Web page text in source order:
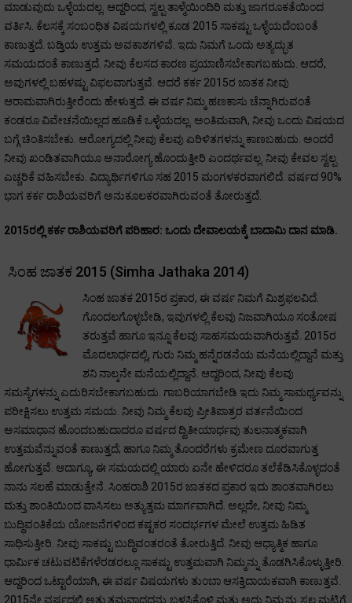
ಮಾಡುವುದು ಒಳ್ಳೆಯದಲ್ಲ. ಆದ್ದರಿಂದ, ಸ್ವಲ್ಪ ತಾಳ್ಮೆಯಿಂದಿರಿ ಮತ್ತು ಜಾಗರೂಕತೆಯಿಂದ
ವರ್ತಿಸಿ. ಕೆಲಸಕ್ಕೆ ಸಂಬಂಧಿತ ವಿಷಯಗಳಲ್ಲಿ ಕೂಡ 2015 ಸಾಕಷ್ಟು ಒಳ್ಳೆಯದೆಂಬಂತೆ
ಕಾಣುತ್ತದೆ. ಬಡ್ತಿಯ ಉತ್ತಮ ಅವಕಾಶಗಳಿವೆ. ಇದು ನಿಮಗೆ ಒಂದು ಅತ್ಯದ್ಭುತ
ಸಮಯದಂತೆ ಕಾಣುತ್ತದೆ. ನೀವು ಕೆಲಸದ ಕಾರಣ ಪ್ರಯಾಣಿಸಬೇಕಾಗಬಹುದು. ಆದರೆ,
ಅವುಗಳಲ್ಲಿ ಬಹಳಷ್ಟು ವಿಫಲವಾಗುತ್ತವೆ. ಆದರೆ ಕರ್ಕ 2015ರ ಜಾತಕ ನೀವು
ಆರಾಮವಾಗಿರುತ್ತೀರೆಂದು ಹೇಳುತ್ತದೆ. ಈ ವರ್ಷ ನಿಮ್ಮ ಹಣಕಾಸು ಚೆನ್ನಾಗಿರುವಂತೆ
ಕಂಡರೂ ವಿವೇಚನೆಯಿಲ್ಲದ ಹೂಡಿಕೆ ಒಳ್ಳೆಯದಲ್ಲ. ಅಂತಿಮವಾಗಿ, ನೀವು ಒಂದು ವಿಷಯದ
ಬಗ್ಗೆ ಚಿಂತಿಸಬೇಕು. ಆರೋಗ್ಯದಲ್ಲಿ ನೀವು ಕೆಲವು ಏರಿಳಿತಗಳನ್ನು ಕಾಣಬಹುದು. ಅಂದರೆ
ನೀವು ಖಂಡಿತವಾಗಿಯೂ ಅನಾರೋಗ್ಯ ಹೊಂದುತ್ತೀರಿ ಎಂದರ್ಥವಲ್ಲ. ನೀವು ಕೇವಲ ಸ್ವಲ್ಪ
ಎಚ್ಚರಿಕೆ ವಹಿಸಬೇಕು. ವಿದ್ಯಾರ್ಥಿಗಳಿಗೂ ಸಹ 2015 ಮಂಗಳಕರವಾಗಲಿದೆ. ವರ್ಷದ 90%
ಭಾಗ ಕರ್ಕ ರಾಶಿಯವರಿಗೆ ಅನುಕೂಲಕರವಾಗಿರುವಂತೆ ತೋರುತ್ತದೆ.
2015ರಲ್ಲಿ ಕರ್ಕ ರಾಶಿಯವರಿಗೆ ಪರಿಹಾರ: ಒಂದು ದೇವಾಲಯಕ್ಕೆ ಬಾದಾಮಿ ದಾನ ಮಾಡಿ.
ಸಿಂಹ ಜಾತಕ 2015 (Simha Jathaka 2014)
ಸಿಂಹ ಜಾತಕ 2015ರ ಪ್ರಕಾರ, ಈ ವರ್ಷ ನಿಮಗೆ ಮಿಶ್ರಫಲವಿದೆ.
ಗೊಂದಲಗೊಳ್ಳಬೇಡಿ, ಇವುಗಳಲ್ಲಿ ಕೆಲವು ನಿಜವಾಗಿಯೂ ಸಂತೋಷ
ತರುತ್ತವೆ ಹಾಗೂ ಇನ್ನೂ ಕೆಲವು ಸಾಹಸಮಯವಾಗಿರುತ್ತವೆ. 2015ರ
ಮೊದಲಾರ್ಧದಲ್ಲಿ, ಗುರು ನಿಮ್ಮ ಹನ್ನೆರಡನೆಯ ಮನೆಯಲ್ಲಿದ್ದಾನೆ ಮತ್ತು
ಶನಿ ನಾಲ್ಕನೇ ಮನೆಯಲ್ಲಿದ್ದಾನೆ. ಆದ್ದರಿಂದ, ನೀವು ಕೆಲವು
ಸಮಸ್ಯೆಗಳನ್ನು ಎದುರಿಸಬೇಕಾಗಬಹುದು. ಗಾಬರಿಯಾಗಬೇಡಿ ಇದು ನಿಮ್ಮ ಸಾಮರ್ಥ್ಯವನ್ನು
ಪರೀಕ್ಷಿಸಲು ಉತ್ತಮ ಸಮಯ. ನೀವು ನಿಮ್ಮ ಕೆಲವು ಪ್ರೀತಿಪಾತ್ರರ ವರ್ತನೆಯಿಂದ
ಅಸಮಾಧಾನ ಹೊಂದಬಹುದಾದರೂ ವರ್ಷದ ದ್ವಿತೀಯಾರ್ಧವು ತುಲನಾತ್ಮಕವಾಗಿ
ಉತ್ತಮವೆನ್ನುವಂತೆ ಕಾಣುತ್ತದೆ; ಹಾಗೂ ನಿಮ್ಮ ತೊಂದರೆಗಳು ಕ್ರಮೇಣ ದೂರವಾಗುತ್ತ
ಹೋಗುತ್ತವೆ. ಆದಾಗ್ಯೂ, ಈ ಸಮಯದಲ್ಲಿ ಯಾರು ಏನೇ ಹೇಳಿದರೂ ತಲೆಕೆಡಿಸಿಕೊಳ್ಳದಂತೆ
ನಾನು ಸಲಹೆ ಮಾಡುತ್ತೇನೆ. ಸಿಂಹರಾಶಿ 2015ರ ಜಾತಕದ ಪ್ರಕಾರ ಇದು ಶಾಂತವಾಗಿರಲು
ಮತ್ತು ಶಾಂತಿಯಿಂದ ವಾಸಿಸಲು ಅತ್ಯುತ್ತಮ ಮಾರ್ಗವಾಗಿದೆ. ಅಲ್ಲದೇ, ನೀವು ನಿಮ್ಮ
ಬುದ್ಧಿವಂತಿಕೆಯ ಯೋಜನೆಗಳಿಂದ ಕಷ್ಟಕರ ಸಂದರ್ಭಗಳ ಮೇಲೆ ಉತ್ತಮ ಹಿಡಿತ
ಸಾಧಿಸುತ್ತೀರಿ. ನೀವು ಸಾಕಷ್ಟು ಬುದ್ಧಿವಂತರಂತೆ ತೋರುತ್ತಿದೆ. ನೀವು ಆಧ್ಯಾತ್ಮಿಕ ಹಾಗೂ
ಧಾರ್ಮಿಕ ಚಟುವಟಿಕೆಗಳೆರಡರಲ್ಲೂ ಸಾಕಷ್ಟು ಉತ್ತಮವಾಗಿ ನಿಮ್ಮನ್ನು ತೊಡಗಿಸಿಕೊಳ್ಳುತ್ತೀರಿ.
ಆದ್ದರಿಂದ ಒಟ್ಟಾರೆಯಾಗಿ, ಈ ವರ್ಷ ವಿಷಯಗಳು ತುಂಬಾ ಆಸಕ್ತಿದಾಯಕವಾಗಿ ಕಾಣುತ್ತವೆ.
2015ನೇ ವರ್ಷದಲ್ಲಿ ಅತ್ಯುತ್ತಮವಾದದ್ದನ್ನು ಬಳಸಿಕೊಳ್ಳಿ ಮತ್ತು ಅದು ನಿಮ್ಮನ್ನು ಸ್ವಲ್ಪ ಮಟ್ಟಿಗೆ